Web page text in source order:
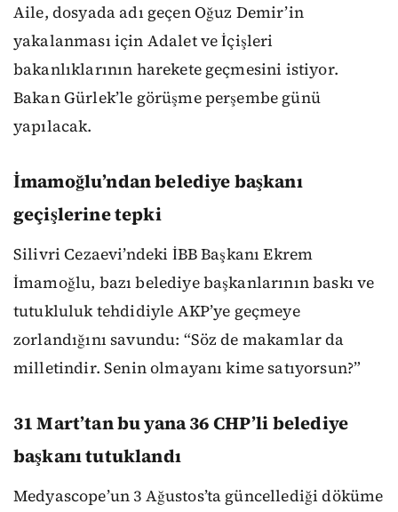
Aile, dosyada adı geçen Oğuz Demir’in
yakalanması için Adalet ve İçişleri
bakanlıklarının harekete geçmesini istiyor.
Bakan Gürlek’le görüşme perşembe günü
yapılacak.
İmamoğlu’ndan belediye başkanı
geçişlerine tepki
Silivri Cezaevi’ndeki İBB Başkanı Ekrem
İmamoğlu, bazı belediye başkanlarının baskı ve
tutukluluk tehdidiyle AKP’ye geçmeye
zorlandığını savundu: “Söz de makamlar da
milletindir. Senin olmayanı kime satıyorsun?”
31 Mart’tan bu yana 36 CHP’li belediye
başkanı tutuklandı
Medyascope’un 3 Ağustos’ta güncellediği döküme